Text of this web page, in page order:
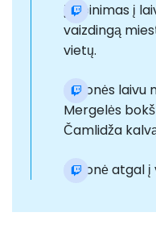
Įlaipinimas į
vaizdingą
vietų.
Kelionės
Mergelės
Čamlidža
Kelionė atgal